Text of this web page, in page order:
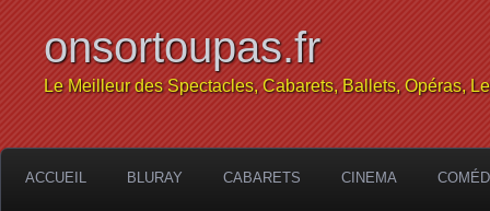
onsortoupas.fr
Le Meilleur des Spectacles, Cabarets, Ballets, Opéras,
ACCUEIL BLURAY CABARETS CINEMA